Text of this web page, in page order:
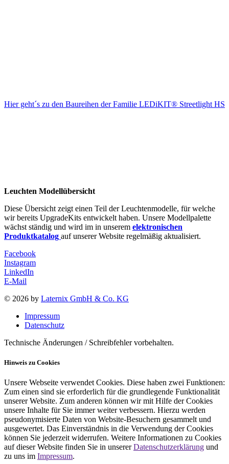
Hier geht´s zu den Baureihen der Familie LEDiKIT® Streetlight HS
Leuchten Modellübersicht
Diese Übersicht zeigt einen Teil der Leuchtenmodelle, für welche
wir bereits UpgradeKits entwickelt haben. Unsere Modellpalette
wächst ständig und wird im in unserem elektronischen
Produktkatalog auf unserer Website regelmäßig aktualisiert.
Facebook
Instagram
LinkedIn
E-Mail
© 2026 by Laternix GmbH & Co. KG
Impressum
Datenschutz
Technische Änderungen / Schreibfehler vorbehalten.
Hinweis zu Cookies
Unsere Webseite verwendet Cookies. Diese haben zwei Funktionen:
Zum einen sind sie erforderlich für die grundlegende Funktionalität
unserer Website. Zum anderen können wir mit Hilfe der Cookies
unsere Inhalte für Sie immer weiter verbessern. Hierzu werden
pseudonymisierte Daten von Website-Besuchern gesammelt und
ausgewertet. Das Einverständnis in die Verwendung der Cookies
können Sie jederzeit widerrufen. Weitere Informationen zu Cookies
auf dieser Website finden Sie in unsererDatenschutzerklärung und
zu uns im Impressum.